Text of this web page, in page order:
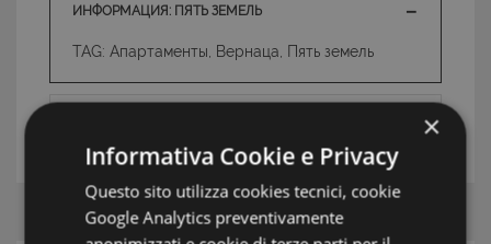
ИНФОРМАЦИЯ: ПЯТЬ ЗЕМЕЛЬ
TAG: Апартаменты, Вернаца, Пять земель
×
Informativa Cookie e Privacy
Questo sito utilizza cookies tecnici, cookie
Google Analytics preventivamente